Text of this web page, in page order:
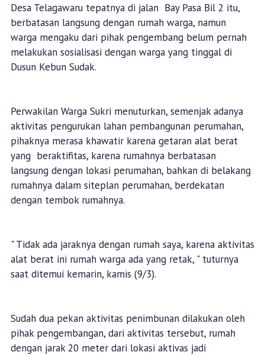
Desa Telagawaru tepatnya di jalan Bay Pasa Bil 2 itu,
berbatasan langsung dengan rumah warga, namun
warga mengaku dari pihak pengembang belum pernah
melakukan sosialisasi dengan warga yang tinggal di
Dusun Kebun Sudak.
Perwakilan Warga Sukri menuturkan, semenjak adanya
aktivitas pengurukan lahan pembangunan perumahan,
pihaknya merasa khawatir karena getaran alat berat
yang beraktifitas, karena rumahnya berbatasan
langsung dengan lokasi perumahan, bahkan di belakang
rumahnya dalam siteplan perumahan, berdekatan
dengan tembok rumahnya.
" Tidak ada jaraknya dengan rumah saya, karena aktivitas
alat berat ini rumah warga ada yang retak, " tuturnya
saat ditemui kemarin, kamis (9/3).
Sudah dua pekan aktivitas penimbunan dilakukan oleh
pihak pengembangan, dari aktivitas tersebut, rumah
dengan jarak 20 meter dari lokasi aktivas jadi